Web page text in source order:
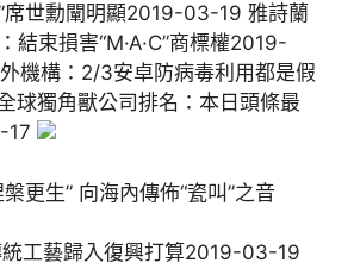
席世勳闡明顯2019-03-19 雅詩蘭
結束損害“M·A·C”商標權2019-
機構：2/3安卓防病毒利用都是假
球獨角獸公司排名：本日頭條最
17
更生” 向海內傳佈“瓷叫”之音
工藝歸入復興打算2019-03-19